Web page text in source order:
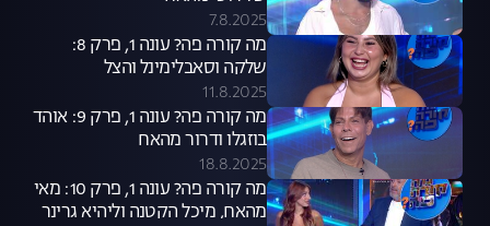
7.8.2025
מה קורה פה? עונה 1, פרק 8:
שלקה וסאבלימינל והצל
11.8.2025
מה קורה פה? עונה 1, פרק 9: אוהד
בוזגלו ודרור מהאח
18.8.2025
מה קורה פה? עונה 1, פרק 10: מאי
מהאח, מיכל הקטנה וליהיא גרינר